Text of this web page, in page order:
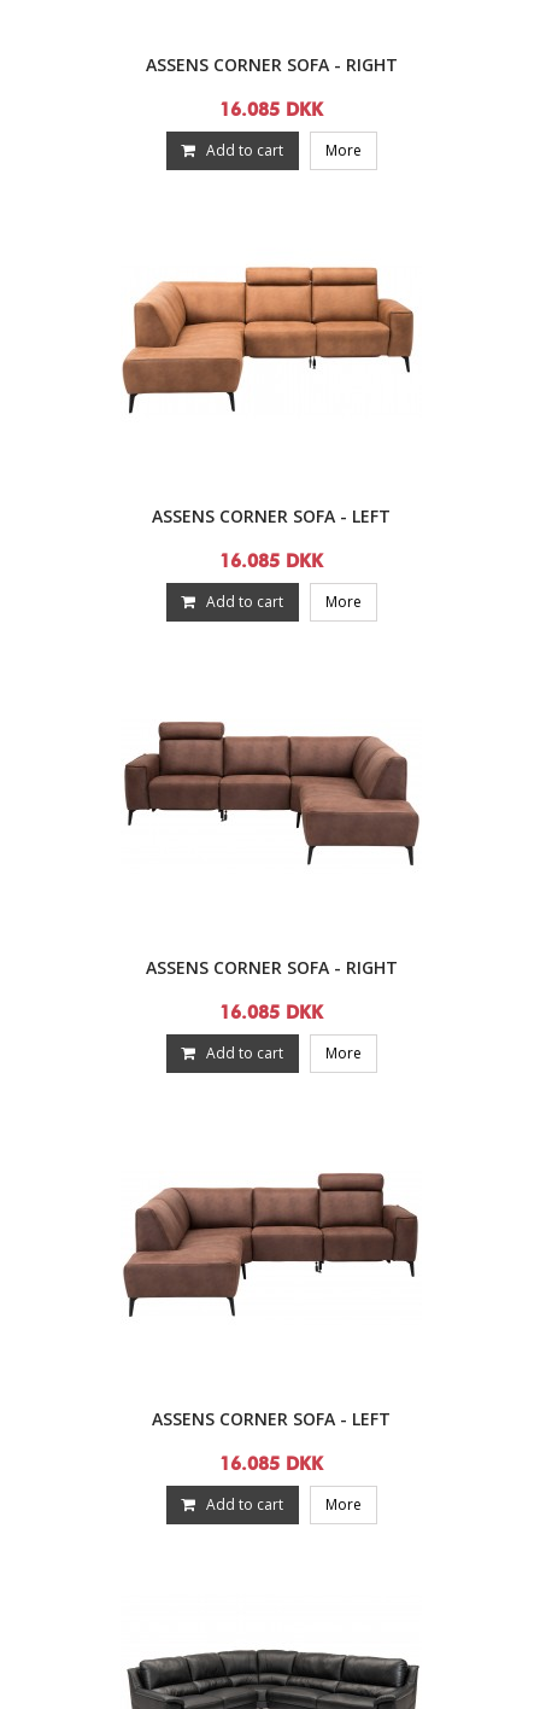
ASSENS CORNER SOFA - RIGHT
16.085 DKK
Add to cart More
ASSENS CORNER SOFA - LEFT
16.085 DKK
Add to cart More
ASSENS CORNER SOFA - RIGHT
16.085 DKK
Add to cart More
ASSENS CORNER SOFA - LEFT
16.085 DKK
Add to cart More